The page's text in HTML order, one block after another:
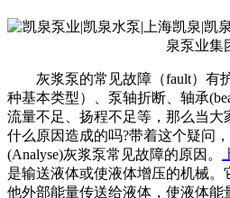
灰浆泵的常见故障（fault）有
种基本类型）、泵轴折断、轴承
流量不足、扬程不足等，那么当大
什么原因造成的吗?带着这个疑问
(Analyse)灰浆泵常见故障的原因。
是输送液体或使液体增压的机械
他外部能量传送给液体，使液体